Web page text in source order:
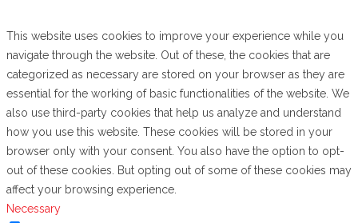
This website uses cookies to improve your experience while you
navigate through the website. Out of these, the cookies that are
categorized as necessary are stored on your browser as they are
essential for the working of basic functionalities of the website. We
also use third-party cookies that help us analyze and understand
how you use this website. These cookies will be stored in your
browser only with your consent. You also have the option to opt-
out of these cookies. But opting out of some of these cookies may
affect your browsing experience.
Necessary